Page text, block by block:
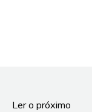
Ler o próximo